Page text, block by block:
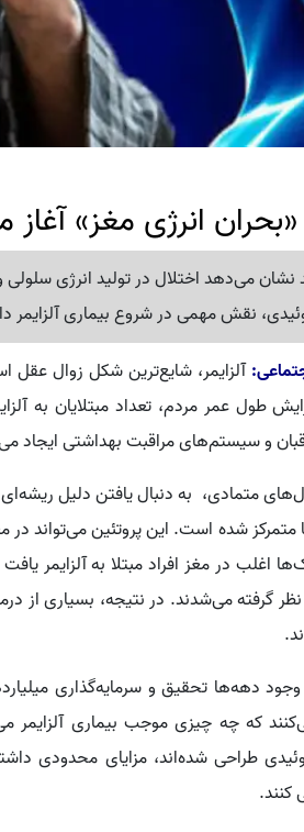
«بحران انرژی مغز»
نشان می‌دهد اختلال در تولید انرژی
نقش مهمی در شروع بیماری آلزایمر
آلزایمر، شایع‌ترین شکل زوال عقل
طول عمر مردم، تعداد مبتلایان به
و سیستم‌های مراقبت بهداشتی ایجاد
متمادی، به دنبال یافتن دلیل ریشه‌ای
متمرکز شده است. این پروتئین می‌تواند
اغلب در مغز افراد مبتلا به آلزایمر
نظر گرفته می‌شدند. در نتیجه، بسیاری
وجود دهه‌ها تحقیق و سرمایه‌گذاری
که چه چیزی موجب بیماری آلزایمر
طراحی شده‌اند، مزایای محدودی
کنند.